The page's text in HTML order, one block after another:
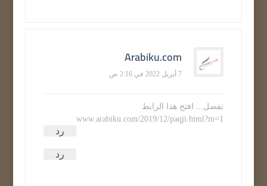
Arabiku.com
7 أبريل 2022 في 2:16 ص
تفضل... افتح هذا الرابط
www.arabiku.com/2019/12/paqji.html?m=1
رد
رد